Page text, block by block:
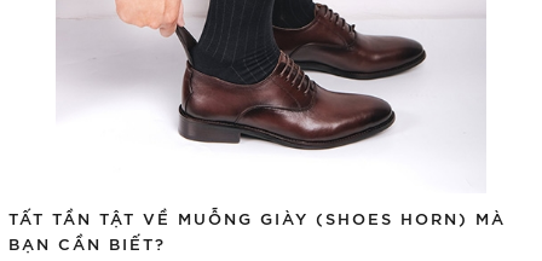
TẤT TẦN TẬT VỀ MUỖNG GIÀY (SHOES HORN) MÀ
BẠN CẦN BIẾT?